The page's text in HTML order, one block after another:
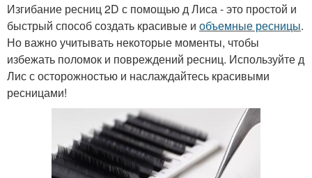
Изгибание ресниц 2D с помощью д Лиса - это простой и
быстрый способ создать красивые и объемные ресницы.
Но важно учитывать некоторые моменты, чтобы
избежать поломок и повреждений ресниц. Используйте д
Лис с осторожностью и наслаждайтесь красивыми
ресницами!